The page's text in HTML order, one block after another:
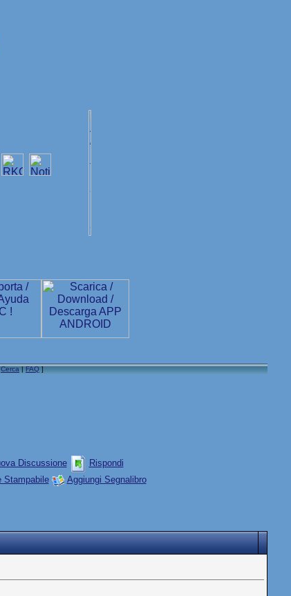
Cerca|FAQ]
Discussione
Rispondi
Stampabile
Aggiungi Segnalibro